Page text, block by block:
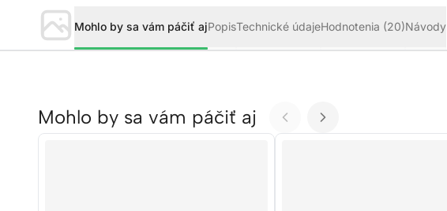
Mohlo by sa vám páčiť ajPopisTechnické údajeHodnotenia (20)Návody
Mohlo by sa vám páčiť aj